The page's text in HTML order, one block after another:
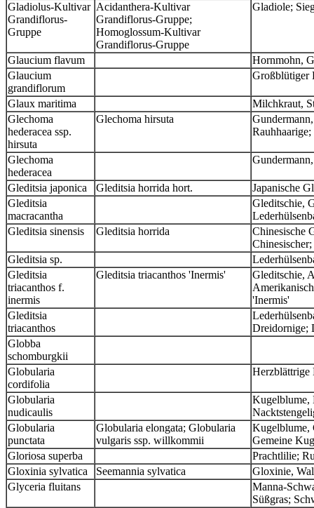
Gladiolus-Kultivar
Grandiflorus-
Gruppe
Acidanthera-Kultivar
Grandiflorus-Gruppe;
Homoglossum-Kultivar
Grandiflorus-Gruppe
Gladiole;
Glaucium flavum
Hornmohn,
Glaucium
grandiflorum
Großblütiger
Glaux maritima
Milchkraut,
Glechoma
hederacea ssp.
hirsuta
Glechoma hirsuta
Glechoma
hederacea
Gleditsia japonica Gleditsia horrida hort.
Japanische
Gleditsia
macracantha
Gleditschie,
Gleditsia sinensis
Gleditsia horrida
Chinesische
Gleditsia sp.
Gleditsia
triacanthos f.
inermis
Gleditsia triacanthos 'Inermis'
Gleditschie,
'Inermis'
Gleditsia
triacanthos
Dreidornige;
Globba
schomburgkii
Globularia
cordifolia
Globularia
nudicaulis
Kugelblume,
Globularia
punctata
Globularia elongata; Globularia
vulgaris ssp. willkommii
Kugelblume,
Gemeine
Gloriosa superba
Prachtlilie;
Gloxinia sylvatica
Seemannia sylvatica
Gloxinie,
Glyceria fluitans
Manna-
Süßgras;